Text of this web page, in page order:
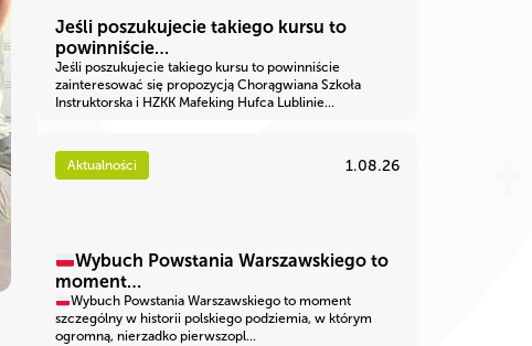
Jeśli poszukujecie takiego kursu to
powinniście…
Jeśli poszukujecie takiego kursu to powinniście
zainteresować się propozycją Chorągwiana Szkoła
Instruktorska i HZKK Mafeking Hufca Lublinie...
Aktualności 1.08.26
Wybuch Powstania Warszawskiego to
moment…
Wybuch Powstania Warszawskiego to moment
szczególny w historii polskiego podziemia, w którym
ogromną, nierzadko pierwszopl...